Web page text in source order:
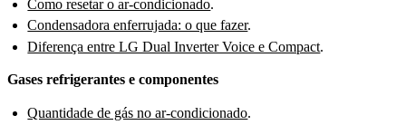
Como resetar o ar-condicionado.
Condensadora enferrujada: o que fazer.
Diferença entre LG Dual Inverter Voice e Compact.
Gases refrigerantes e componentes
Quantidade de gás no ar-condicionado.